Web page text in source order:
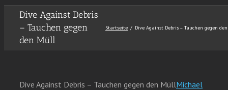
Dive Against Debris
– Tauchen gegen
den Müll
Startseite Dive Against Debris – Tauchen gegen
Dive Against Debris – Tauchen gegen den MüllMichael